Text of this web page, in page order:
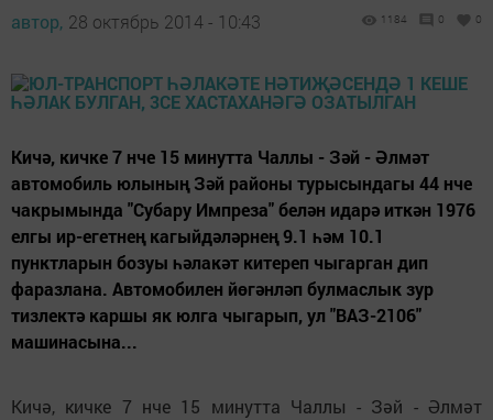
автор, 28 октябрь 2014 - 10:43 1184 0 0
Кичә, кичке 7 нче 15 минутта Чаллы - Зәй - Әлмәт
автомобиль юлының Зәй районы турысындагы 44 нче
чакрымында "Субару Импреза" белән идарә иткән 1976
елгы ир-егетнең кагыйдәләрнең 9.1 һәм 10.1
пунктларын бозуы һәлакәт китереп чыгарган дип
фаразлана. Автомобилен йөгәнләп булмаслык зур
тизлектә каршы як юлга чыгарып, ул "ВАЗ-2106"
машинасына...
Кичә, кичке 7 нче 15 минутта Чаллы - Зәй - Әлмәт